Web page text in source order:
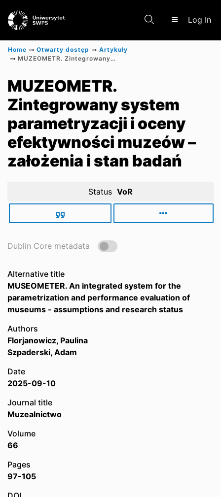
Log In
Scientific research results
Home Otwarty dostęp
Artykuły
MUZEOMETR. Zintegrowany system parametryzacji i oceny efektywności muzeów – założenia i stan badań
MUZEOMETR.
Zintegrowany system
parametryzacji i oceny
efektywności muzeów –
założenia i stan badań
Status VoR
Dublin Core metadata
Alternative title
MUSEOMETER. An integrated system for the
parametrization and performance evaluation of
museums - assumptions and research status
Authors
Florjanowicz, Paulina
Szpaderski, Adam
Date
2025-09-10
Journal title
Muzealnictwo
Volume
66
Pages
97-105